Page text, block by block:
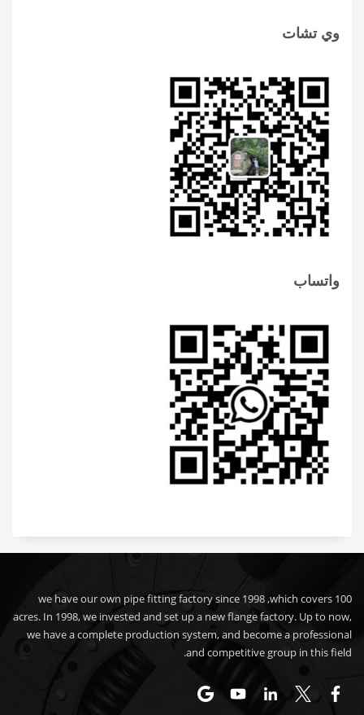
وي تشات
واتساب
we have our own pipe fitting factory since 1998 ,which covers 100
acres. In 1998, we invested and set up a new flange factory. Up to now,
we have a complete production system, and become a professional
and competitive group in this field.